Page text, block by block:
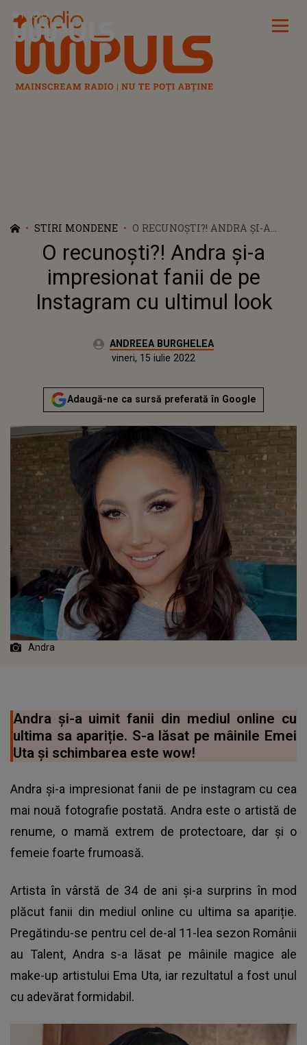
Radio Impuls
STIRI MONDENE
O RECUNOȘTI?! ANDRA ȘI-A
IMPRESIONAT FANII DE PE
INSTAGRAM CU ULTIMUL LOOK
O recunoști?! Andra și-a
impresionat fanii de pe
Instagram cu ultimul look
Autor:ANDREEA BURGHELEA
luni, 19 octombrie 2020Actualizat:
vineri, 15 iulie 2022
Adaugă-ne ca sursă preferată în Google
Andra
Andra și-a uimit fanii din mediul online cu
ultima sa apariție. S-a lăsat pe mâinile Emei
Uta și schimbarea este wow!
Andra și-a impresionat fanii de pe instagram cu cea
mai nouă fotografie postată. Andra este o artistă de
renume, o mamă extrem de protectoare, dar și o
femeie foarte frumoasă.
Artista în vârstă de 34 de ani și-a surprins în mod
plăcut fanii din mediul online cu ultima sa apariție.
Pregătindu-se pentru cel de-al 11-lea sezon Românii
au Talent, Andra s-a lăsat pe mâinile magice ale
make-up artistului Ema Uta, iar rezultatul a fost unul
cu adevărat formidabil.